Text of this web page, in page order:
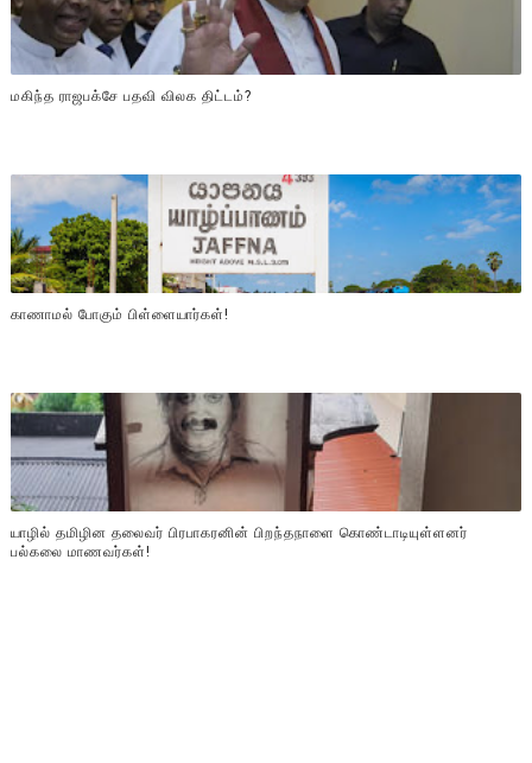
மகிந்த ராஜபக்சே பதவி விலக திட்டம்?
காணாமல் போகும் பிள்ளையார்கள்!
யாழில் தமிழின தலைவர் பிரபாகரனின் பிறந்தநாளை கொண்டாடியுள்ளனர்
பல்கலை மாணவர்கள்!